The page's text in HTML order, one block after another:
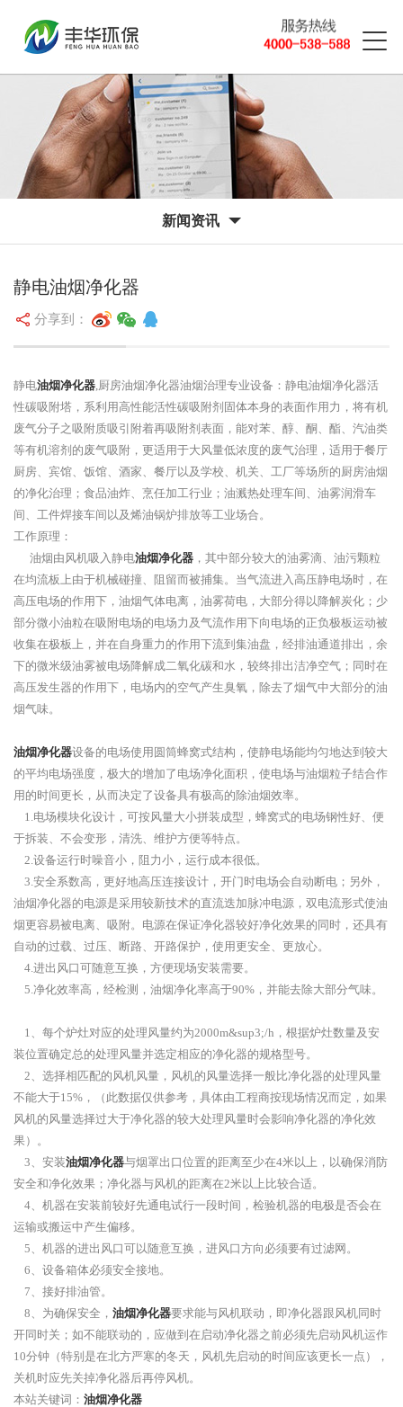
新闻资讯
静电油烟净化器
分享到：
静电油烟净化器,厨房油烟净化器油烟治理专业设备：静电油烟净化器活
性碳吸附塔，系利用高性能活性碳吸附剂固体本身的表面作用力，将有机
废气分子之吸附质吸引附着再吸附剂表面，能对苯、醇、酮、酯、汽油类
等有机溶剂的废气吸附，更适用于大风量低浓度的废气治理，适用于餐厅
厨房、宾馆、饭馆、酒家、餐厅以及学校、机关、工厂等场所的厨房油烟
的净化治理；食品油炸、烹任加工行业；油溅热处理车间、油雾润滑车
间、工件焊接车间以及烯油锅炉排放等工业场合。
工作原理：
油烟由风机吸入静电油烟净化器 ，其中部分较大的油雾滴、油污颗粒
在均流板上由于机械碰撞、阻留而被捕集。当气流进入高压静电场时，在
高压电场的作用下，油烟气体电离，油雾荷电，大部分得以降解炭化；少
部分微小油粒在吸附电场的电场力及气流作用下向电场的正负极板运动被
收集在极板上，并在自身重力的作用下流到集油盘，经排油通道排出，余
下的微米级油雾被电场降解成二氧化碳和水，较终排出洁净空气；同时在
高压发生器的作用下，电场内的空气产生臭氧，除去了烟气中大部分的油
烟气味。
油烟净化器设备的电场使用圆筒蜂窝式结构，使静电场能均匀地达到较大
的平均电场强度，极大的增加了电场净化面积，使电场与油烟粒子结合作
用的时间更长，从而决定了设备具有极高的除油烟效率。
1.电场模块化设计，可按风量大小拼装成型，蜂窝式的电场钢性好、便
于拆装、不会变形，清洗、维护方便等特点。
2.设备运行时噪音小，阻力小，运行成本很低。
3.安全系数高，更好地高压连接设计，开门时电场会自动断电；另外，
油烟净化器的电源是采用较新技术的直流迭加脉冲电源，双电流形式使油
烟更容易被电离、吸附。电源在保证净化器较好净化效果的同时，还具有
自动的过载、过压、断路、开路保护，使用更安全、更放心。
4.进出风口可随意互换，方便现场安装需要。
5.净化效率高，经检测，油烟净化率高于90%，并能去除大部分气味。
1、每个炉灶对应的处理风量约为2000m&sup3;/h，根据炉灶数量及安
装位置确定总的处理风量并选定相应的净化器的规格型号。
2、选择相匹配的风机风量，风机的风量选择一般比净化器的处理风量
不能大于15%，（此数据仅供参考，具体由工程商按现场情况而定，如果
风机的风量选择过大于净化器的较大处理风量时会影响净化器的净化效
果）。
3、安装油烟净化器与烟罩出口位置的距离至少在4米以上，以确保消防
安全和净化效果；净化器与风机的距离在2米以上比较合适。
4、机器在安装前较好先通电试行一段时间，检验机器的电极是否会在
运输或搬运中产生偏移。
5、机器的进出风口可以随意互换，进风口方向必须要有过滤网。
6、设备箱体必须安全接地。
7、接好排油管。
8、为确保安全， 油烟净化器要求能与风机联动，即净化器跟风机同时
开同时关；如不能联动的，应做到在启动净化器之前必须先启动风机运作
10分钟（特别是在北方严寒的冬天，风机先启动的时间应该更长一点），
关机时应先关掉净化器后再停风机。
本站关键词： 油烟净化器